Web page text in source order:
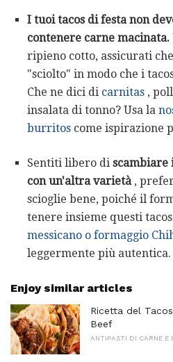
I tuoi tacos di festa non
contenere carne macinata.
ripieno cotto, assicurati
"sciolto" in modo che i
Che ne dici di carnitas ,
insalata di tonno? Usa la
burritos come ispirazione
Sentiti libero di scambiare
con un'altra varietà,
scioglie bene, poiché il
tenere insieme questi
messicano o formaggio
leggermente più autentica.
Enjoy similar articles
Ricetta del
Beef
ANTIPASTI DI CARNE E